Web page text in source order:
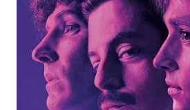
SUMEDANG
WN
CIANJUR
WN